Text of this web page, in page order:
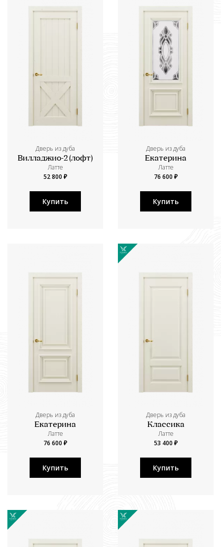
Дверь из дуба
Вилладжио-2 (лофт)
Латте
52 800 ₽
Купить
Дверь из дуба
Екатерина
Латте
76 600 ₽
Купить
Дверь из дуба
Екатерина
Латте
76 600 ₽
Купить
Дверь из дуба
Классика
Латте
53 400 ₽
Купить